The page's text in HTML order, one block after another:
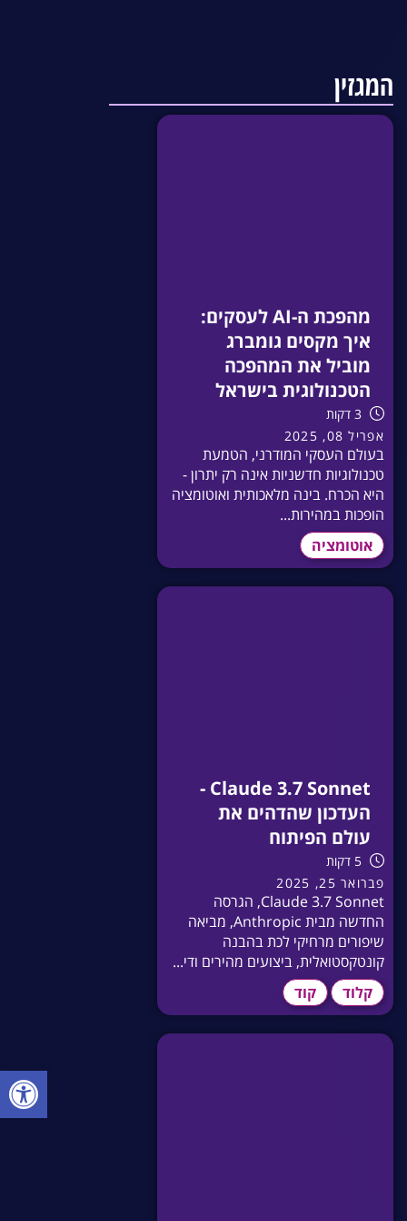
המגזין
מהפכת ה-AI לעסקים:
איך מקסים גומברג
מוביל את המהפכה
הטכנולוגית בישראל
3 דקות
אפריל 08, 2025
בעולם העסקי המודרני, הטמעת
טכנולוגיות חדשניות אינה רק יתרון -
היא הכרח. בינה מלאכותית ואוטומציה
הופכות במהירות...
אוטומציה
Claude 3.7 Sonnet -
העדכון שהדהים את
עולם הפיתוח
5 דקות
פברואר 25, 2025
Claude 3.7 Sonnet, הגרסה
החדשה מבית Anthropic, מביאה
שיפורים מרחיקי לכת בהבנה
קונטקסטואלית, ביצועים מהירים ודי...
קלוד
קוד
פתח